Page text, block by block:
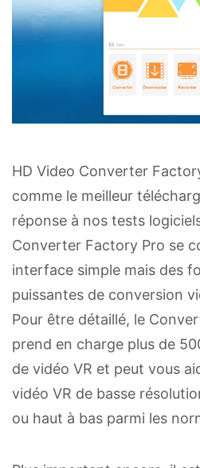
HD Video Converter
comme le meilleur
réponse à nos tests
Converter Factory Pro se
interface simple mais des
puissantes de conversion
Pour être détaillé, le
prend en charge plus de
de vidéo VR et peut vous
vidéo VR de basse
ou haut à bas parmi les